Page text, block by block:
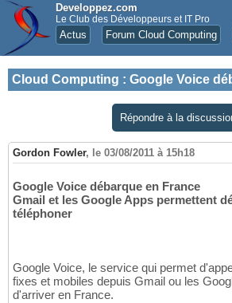
Developpez.com
Le Club des Développeurs et IT Pro
Actus Forum Cloud Computing
Cloud Computing : Google Voice
Répondre à la
Gordon Fowler, le 03/08/2011 à 15h18
Google Voice débarque en France
Gmail et les Google Apps permettent
téléphoner
Google Voice, le service qui permet
fixes et mobiles depuis Gmail ou les
d'arriver en France.